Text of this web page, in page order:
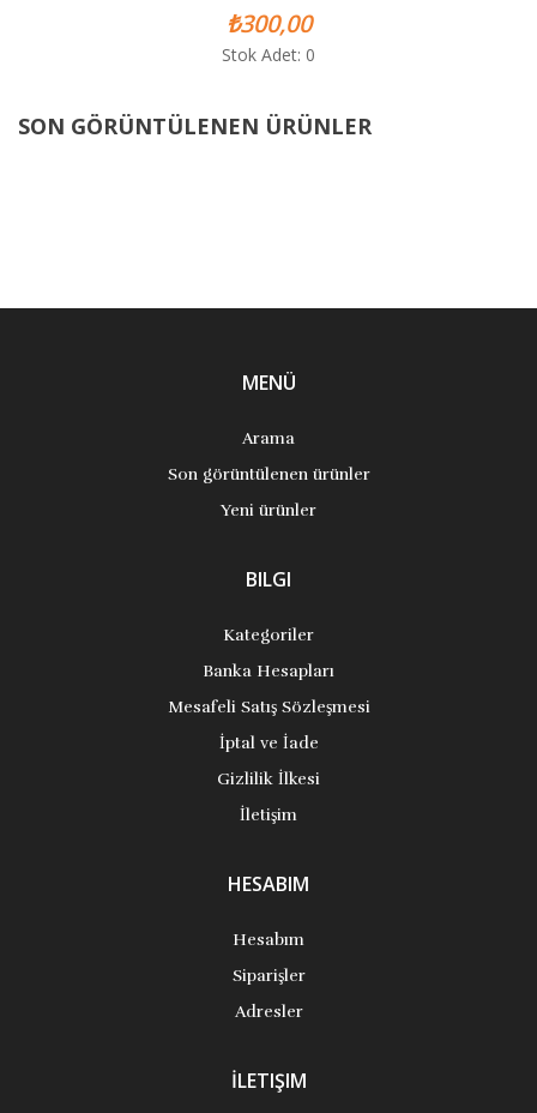
₺300,00
Stok Adet: 0
SON GÖRÜNTÜLENEN ÜRÜNLER
MENÜ
Arama
Son görüntülenen ürünler
Yeni ürünler
BILGI
Kategoriler
Banka Hesapları
Mesafeli Satış Sözleşmesi
İptal ve İade
Gizlilik İlkesi
İletişim
HESABIM
Hesabım
Siparişler
Adresler
İLETIŞIM